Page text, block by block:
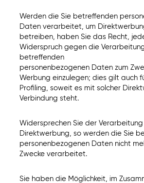
Werden die Sie betreffenden
Daten verarbeitet, um
betreiben, haben Sie das Recht,
Widerspruch gegen die
betreffenden
personenbezogenen Daten zum
Werbung einzulegen; dies gilt auch
Profiling, soweit es mit solcher
Verbindung steht.
Widersprechen Sie der
Direktwerbung, so werden die Sie
personenbezogenen Daten nicht
Zwecke verarbeitet.
Sie haben die Möglichkeit, im